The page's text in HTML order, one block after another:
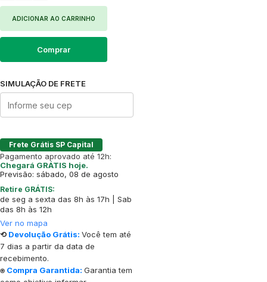
ADICIONAR AO CARRINHO
Comprar
SIMULAÇÃO DE FRETE
Frete Grátis SP Capital
Pagamento aprovado até 12h:
Chegará GRÁTIS hoje.
Previsão: sábado, 08 de agosto
Retire GRÁTIS:
de seg a sexta das 8h às 17h | Sab
das 8h às 12h
Ver no mapa
⟲ Devolução Grátis: Você tem até
7 dias a partir da data de
recebimento.
⍟ Compra Garantida: Garantia tem